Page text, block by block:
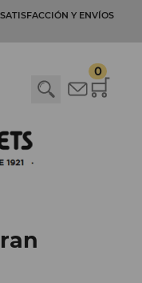
Y ENVÍOS
0